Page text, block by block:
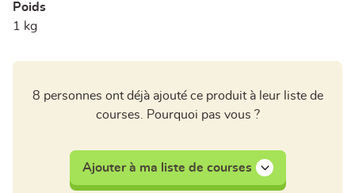
Poids
1 kg
8 personnes ont déjà ajouté ce produit à leur liste de
courses. Pourquoi pas vous ?
Ajouter à ma liste de courses